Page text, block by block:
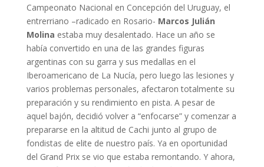
Campeonato Nacional en Concepción del Uruguay, el
entrerriano –radicado en Rosario- Marcos Julián
Molina estaba muy desalentado. Hace un año se
había convertido en una de las grandes figuras
argentinas con su garra y sus medallas en el
Iberoamericano de La Nucía, pero luego las lesiones y
varios problemas personales, afectaron totalmente su
preparación y su rendimiento en pista. A pesar de
aquel bajón, decidió volver a “enfocarse” y comenzar a
prepararse en la altitud de Cachi junto al grupo de
fondistas de elite de nuestro país. Ya en oportunidad
del Grand Prix se vio que estaba remontando. Y ahora,